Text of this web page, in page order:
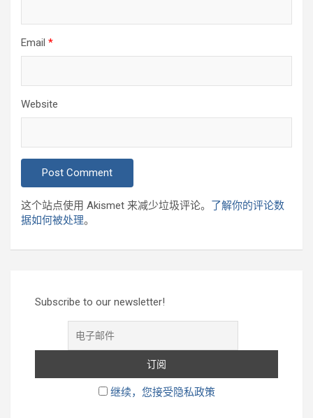
Email *
Website
这个站点使用 Akismet 来减少垃圾评论。 了解你的评论数
据如何被处理。
Subscribe to our newsletter!
继续，您接受隐私政策